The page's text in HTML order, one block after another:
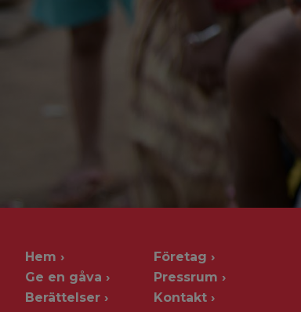
Hem
Ge en gåva
Berättelser
Företag
Pressrum
Kontakt